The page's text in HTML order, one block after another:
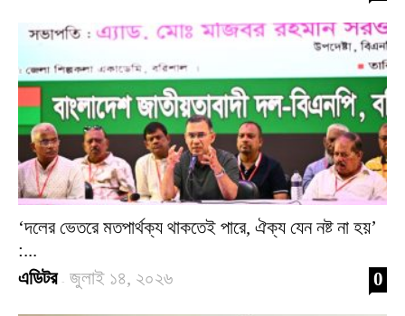
‘দলের ভেতরে মতপার্থক্য থাকতেই পারে, ঐক্য যেন নষ্ট না হয়’
:...
এডিটর - জুলাই ১৪, ২০২৬ 0